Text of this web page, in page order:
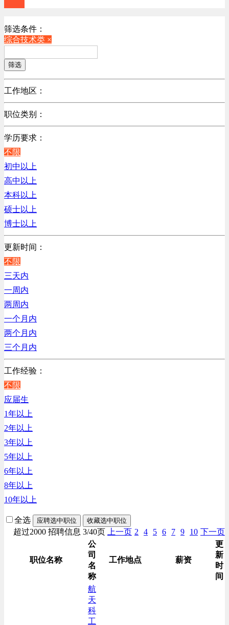
筛选条件：
综合技术类 ×
筛选
工作地区：
不限
北京
广东
江苏
陕西
浙江
辽宁
上海
职位类别：
不限
机械制造/仪器仪表类
计算机硬件类
销售管理类
计算机软件类
贸易/物流/仓储/采购类
客服及凯发娱乐网址的技术支持类
高级管理类
电子/电器/半导体类
电力电气/能源/自动化
程序/语言开发类
行政/后勤/文秘类
销售类
人力资源类
互联网/电子商务/游戏类
建筑装潢/市政建设类
通信/移动互联网/手机类
技工/维修类
房地产开发/物业管理类
生产/加工/认证类
综合技术类
汽车/交通类
财务/审计/税务类
学历要求：
不限
初中以上
高中以上
本科以上
硕士以上
博士以上
更新时间：
不限
三天内
一周内
两周内
一个月内
两个月内
三个月内
工作经验：
不限
应届生
1年以上
2年以上
3年以上
5年以上
6年以上
8年以上
10年以上
全选 应聘选中职位 收藏选中职位
超过2000 招聘信息 3/40页 上一页 2 4 5 6 7 9 10 下一页
职位名称
公
司
名
称
工作地点 薪资
更
新
时
间
航
天
科
工